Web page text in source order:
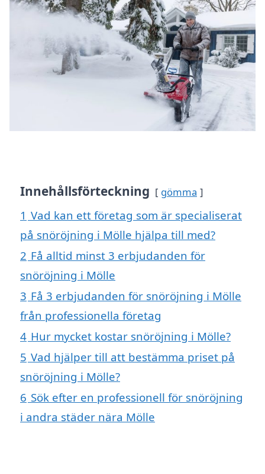
Innehållsförteckning gömma
1 Vad kan ett företag som är specialiserat
på snöröjning i Mölle hjälpa till med?
2 Få alltid minst 3 erbjudanden för
snöröjning i Mölle
3 Få 3 erbjudanden för snöröjning i Mölle
från professionella företag
4 Hur mycket kostar snöröjning i Mölle?
5 Vad hjälper till att bestämma priset på
snöröjning i Mölle?
6 Sök efter en professionell för snöröjning
i andra städer nära Mölle